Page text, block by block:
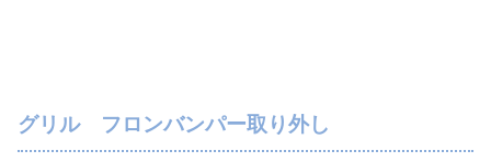
グリル フロンバンパー取り外し